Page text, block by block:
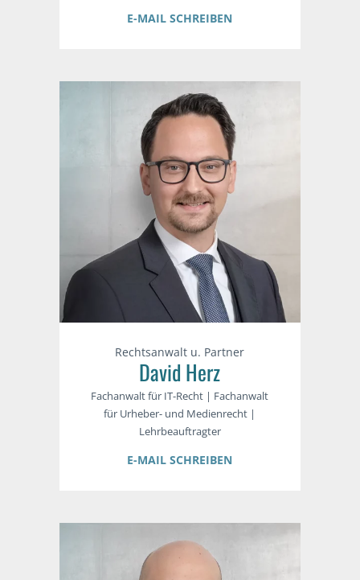
E-MAIL SCHREIBEN
Rechtsanwalt u. Partner
David Herz
Fachanwalt für IT-Recht | Fachanwalt
für Urheber- und Medienrecht |
Lehrbeauftragter
E-MAIL SCHREIBEN